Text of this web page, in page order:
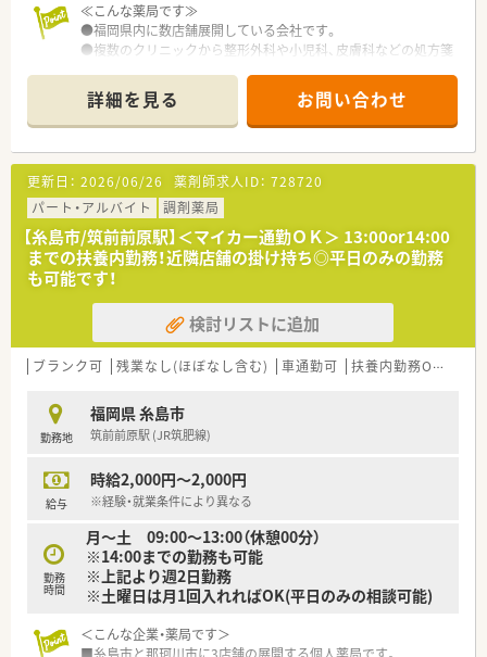
≪こんな薬局です≫
●福岡県内に数店舗展開している会社です。
●複数のクリニックから整形外科や小児科、皮膚科などの処方箋
●男性薬剤師が活躍！
●急なお休みへの体制も整っています
詳細を見る お問い合わせ
更新日： 2026/06/26 薬剤師求人ID： 728720
パート・アルバイト
調剤薬局
【糸島市/筑前前原駅】＜マイカー通勤ＯＫ＞ 13:00or14:00
までの扶養内勤務！近隣店舗の掛け持ち◎平日のみの勤務
も可能です！
検討リストに追加
ブランク可 残業なし(ほぼなし含む) 車通勤可 扶養内勤務OK
勤務地
福岡県 糸島市
筑前前原駅 (JR筑肥線)
給与
時給2,000円～2,000円
※経験・就業条件により異なる
勤務
時間
月～土 09:00～13:00（休憩00分）
※14:00までの勤務も可能
※上記より週2日勤務
※土曜日は月1回入れればOK(平日のみの相談可能)
＜こんな企業・薬局です＞